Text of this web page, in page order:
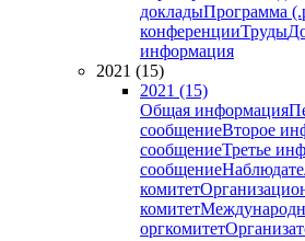
докладыПрограмма
конференцииТруды
информация
2021 (15)
2021 (15)
Общая информация
сообщениеВторое
сообщениеТретье
сообщение
комитет
комитет
оргкомитет